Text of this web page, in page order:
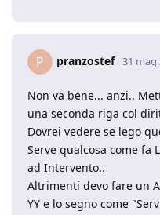
P pranzostef 31 mag
Non va bene... anzi..
una seconda riga col
Dovrei vedere se lego
Serve qualcosa come fa
ad Intervento..
Altrimenti devo fare un
YY e lo segno come